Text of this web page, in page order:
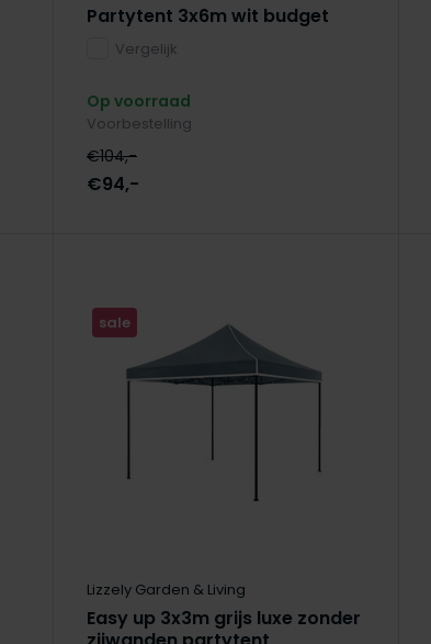
Partytent 3x6m wit budget
Vergelijk
Op voorraad
Voorbestelling
€104,-
€94,-
sale
Lizzely Garden & Living
Easy up 3x3m grijs luxe zonder